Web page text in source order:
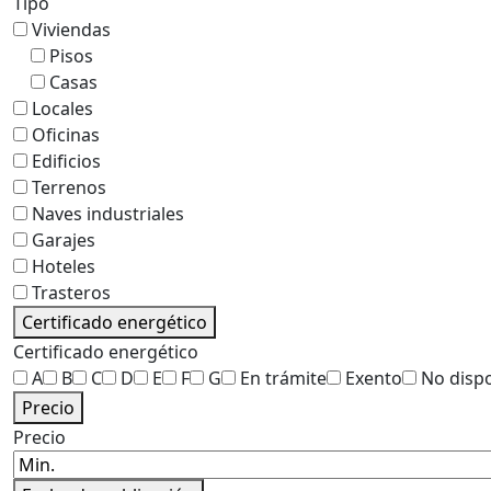
Viviendas
Pisos
Casas
Locales
Oficinas
Edificios
Terrenos
Naves industriales
Garajes
Hoteles
Trasteros
Certificado energético
Certificado energético
A
B C D E F G En trámite Exento
No
Precio
Precio